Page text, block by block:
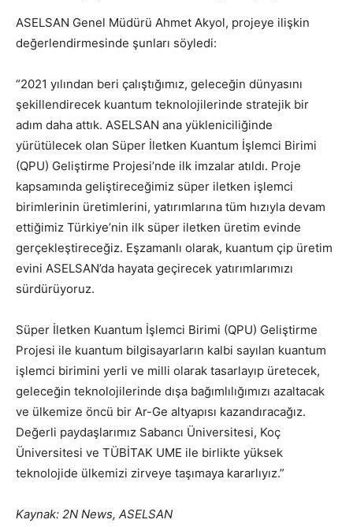
ASELSAN Genel Müdürü Ahmet Akyol, projeye ilişkin
değerlendirmesinde şunları söyledi:
“2021 yılından beri çalıştığımız, geleceğin dünyasını
şekillendirecek kuantum teknolojilerinde stratejik bir
adım daha attık. ASELSAN ana yükleniciliğinde
yürütülecek olan Süper İletken Kuantum İşlemci Birimi
(QPU) Geliştirme Projesi’nde ilk imzalar atıldı. Proje
kapsamında geliştireceğimiz süper iletken işlemci
birimlerinin üretimlerini, yatırımlarına tüm hızıyla devam
ettiğimiz Türkiye’nin ilk süper iletken üretim evinde
gerçekleştireceğiz. Eşzamanlı olarak, kuantum çip üretim
evini ASELSAN’da hayata geçirecek yatırımlarımızı
sürdürüyoruz.
Süper İletken Kuantum İşlemci Birimi (QPU) Geliştirme
Projesi ile kuantum bilgisayarların kalbi sayılan kuantum
işlemci birimini yerli ve milli olarak tasarlayıp üretecek,
geleceğin teknolojilerinde dışa bağımlılığımızı azaltacak
ve ülkemize öncü bir Ar-Ge altyapısı kazandıracağız.
Değerli paydaşlarımız Sabancı Üniversitesi, Koç
Üniversitesi ve TÜBİTAK UME ile birlikte yüksek
teknolojide ülkemizi zirveye taşımaya kararlıyız.”
Kaynak: 2N News, ASELSAN